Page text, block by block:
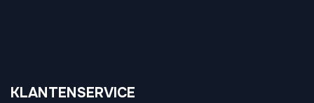
KLANTENSERVICE